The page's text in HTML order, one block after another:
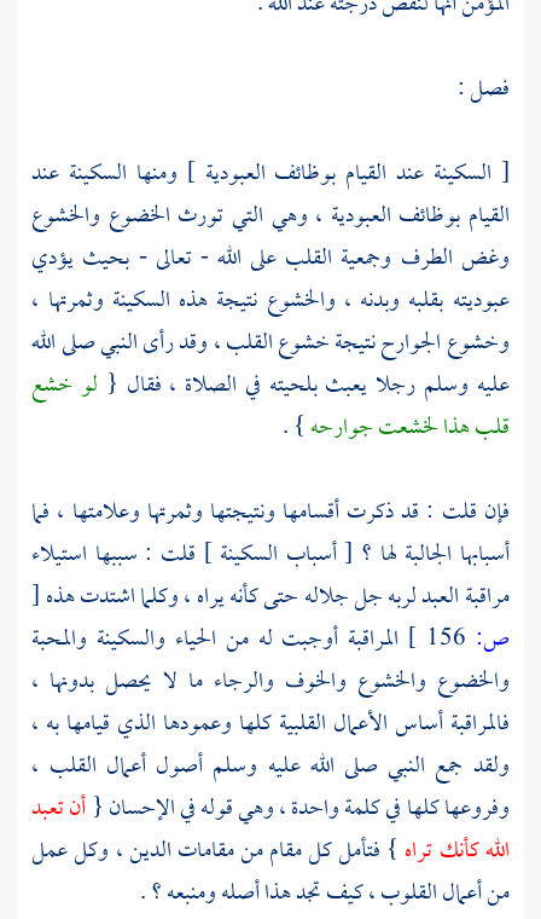
فصل :
[ السكينة عند القيام بوظائف العبودية ] ومنها السكينة عند
القيام بوظائف العبودية ، وهي التي تورث الخضوع والخشوع
وغض الطرف وجمعية القلب على الله - تعالى - بحيث يؤدي
عبوديته بقلبه وبدنه ، والخشوع نتيجة هذه السكينة وثمرتها ،
وخشوع الجوارح نتيجة خشوع القلب ، وقد رأى النبي صلى الله
عليه وسلم رجلا يعبث بلحيته في الصلاة ، فقال { لو خشع
قلب هذا لخشعت جوارحه} .
فإن قلت : قد ذكرت أقسامها ونتيجتها وثمرتها وعلامتها ، فما
أسبابها الجالبة لها ؟ [ أسباب السكينة ] قلت : سببها استيلاء
مراقبة العبد لربه جل جلاله حتى كأنه يراه ، وكلما اشتدت هذه[
ص:
المراقبة أوجبت له من الحياء والسكينة والمحبة
والخضوع والخشوع والخوف والرجاء ما لا يحصل بدونها ،
فالمراقبة أساس الأعمال القلبية كلها وعمودها الذي قيامها به ،
ولقد جمع النبي صلى الله عليه وسلم أصول أعمال القلب ،
وفروعها كلها في كلمة واحدة ، وهي قوله في الإحسان {أن تعبد
الله كأنك تراه } فتأمل كل مقام من مقامات الدين ، وكل عمل
من أعمال القلوب ، كيف تجد هذا أصله ومنبعه ؟ .